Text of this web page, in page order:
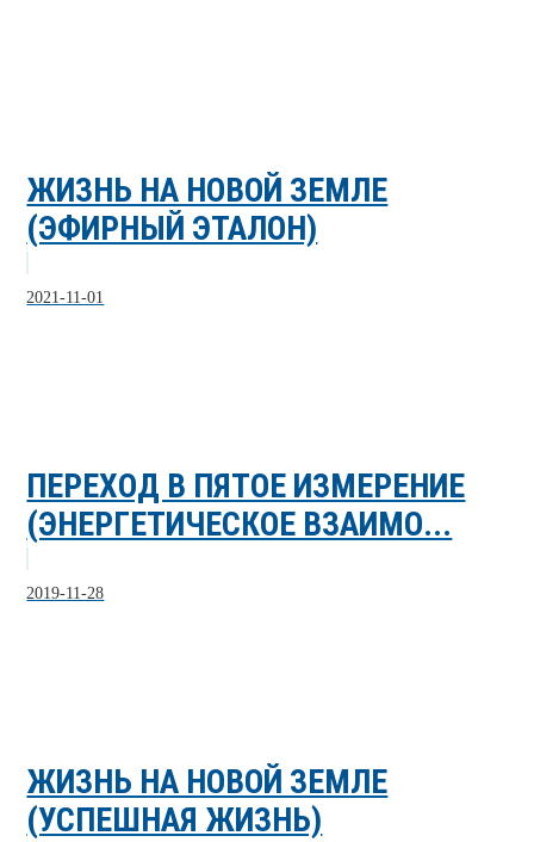
ЖИЗНЬ НА НОВОЙ ЗЕМЛЕ
(ЭФИРНЫЙ ЭТАЛОН)
2021-11-01
ПЕРЕХОД В ПЯТОЕ ИЗМЕРЕНИЕ
(ЭНЕРГЕТИЧЕСКОЕ ВЗАИМО...
2019-11-28
ЖИЗНЬ НА НОВОЙ ЗЕМЛЕ
(УСПЕШНАЯ ЖИЗНЬ)